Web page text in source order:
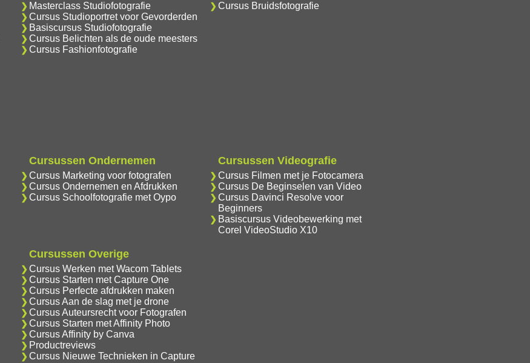
Masterclass Studiofotografie
Cursus Studioportret voor Gevorderden
Basiscursus Studiofotografie
Cursus Belichten als de oude meesters
Cursus Fashionfotografie
Cursus Bruidsfotografie
Cursussen Ondernemen
Cursus Marketing voor fotografen
Cursus Ondernemen en Afdrukken
Cursus Schoolfotografie met Oypo
Cursussen Videografie
Cursus Filmen met je Fotocamera
Cursus De Beginselen van Video
Cursus Davinci Resolve voor
Beginners
Basiscursus Videobewerking met
Corel VideoStudio X10
Cursussen Overige
Cursus Werken met Wacom Tablets
Cursus Starten met Capture One
Cursus Perfecte afdrukken maken
Cursus Aan de slag met je drone
Cursus Auteursrecht voor Fotografen
Cursus Starten met Affinity Photo
Cursus Affinity by Canva
Productreviews
Cursus Nieuwe Technieken in Capture